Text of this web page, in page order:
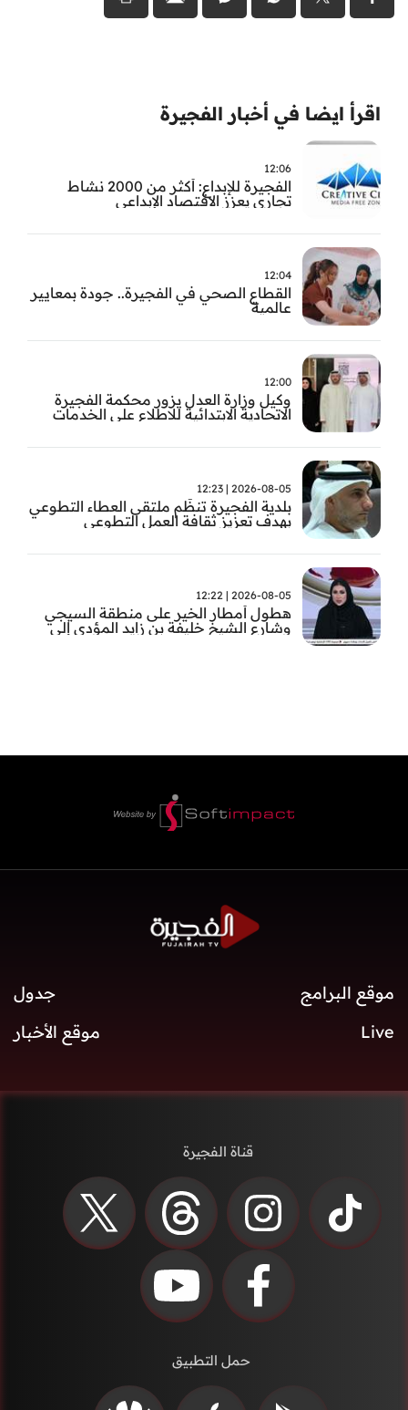
اقرأ ايضا في أخبار الفجيرة
12:06
الفجيرة للإبداع: أكثر من 2000 نشاط
تجاري يعزز الاقتصاد الإبداعي
12:04
القطاع الصحي في الفجيرة.. جودة بمعايير
عالمية
12:00
وكيل وزارة العدل يزور محكمة الفجيرة
الاتحادية الابتدائية للاطلاع على الخدمات
2026-08-05 | 12:23
بلدية الفجيرة تنظّم ملتقى العطاء التطوعي
بهدف تعزيز ثقافة العمل التطوعي
2026-08-05 | 12:22
هطول أمطار الخير على منطقة السيجي
وشارع الشيخ خليفة بن زايد المؤدي إلى
موقع البرامج
جدول
Live
موقع الأخبار
قناة الفجيرة
حمل التطبيق